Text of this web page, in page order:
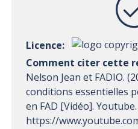
Licence:
Comment citer cette
Nelson Jean et FADIO.
conditions essentielles
en FAD [Vidéo]. Youtube.
https://